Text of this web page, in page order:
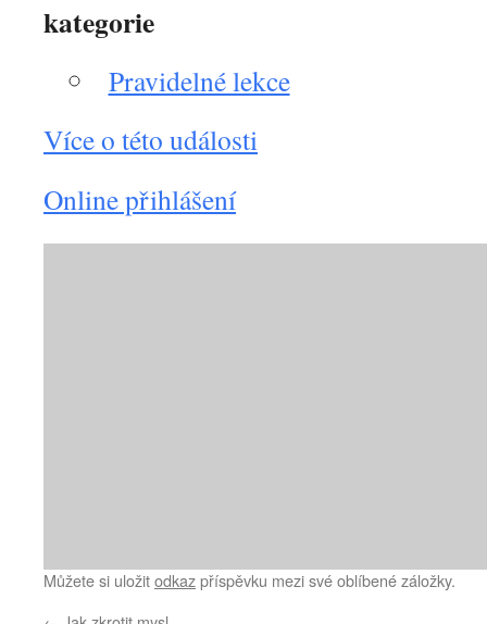
kategorie
Pravidelné lekce
Více o této události
Online přihlášení
Můžete si uložitodkazpříspěvku mezi své oblíbené záložky.